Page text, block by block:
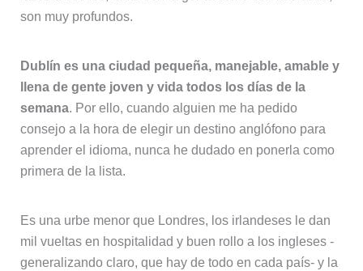
son muy profundos.
Dublín es una ciudad pequeña, manejable, amable y
llena de gente joven y vida todos los días de la
semana. Por ello, cuando alguien me ha pedido
consejo a la hora de elegir un destino anglófono para
aprender el idioma, nunca he dudado en ponerla como
primera de la lista.
Es una urbe menor que Londres, los irlandeses le dan
mil vueltas en hospitalidad y buen rollo a los ingleses -
generalizando claro, que hay de todo en cada país- y la